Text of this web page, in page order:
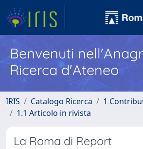
Benvenuti
Ricerca d'Ateneo
IRIS Catalogo Ricerca
1
1.1 Articolo in rivista
La Roma di Report